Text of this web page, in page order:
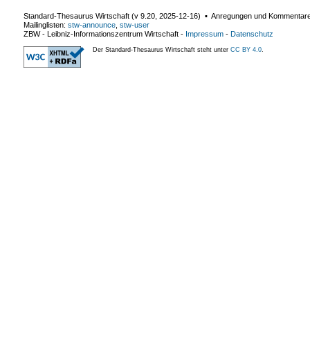
Standard-Thesaurus Wirtschaft (v 9.20 2025-12-16) ▪ Anregungen und
Mailinglisten: stw-announce stw-user
ZBW - Leibniz-Informationszentrum Wirtschaft - Impressum - Datenschutz
Der Standard-Thesaurus Wirtschaft steht unter CC BY 4.0